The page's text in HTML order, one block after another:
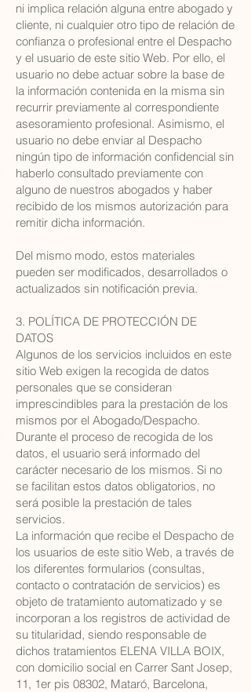
ni implica relación alguna entre abogado y
cliente, ni cualquier otro tipo de relación de
confianza o profesional entre el Despacho
y el usuario de este sitio Web. Por ello, el
usuario no debe actuar sobre la base de
la información contenida en la misma sin
recurrir previamente al correspondiente
asesoramiento profesional. Asimismo, el
usuario no debe enviar al Despacho
ningún tipo de información confidencial sin
haberlo consultado previamente con
alguno de nuestros abogados y haber
recibido de los mismos autorización para
remitir dicha información.
Del mismo modo, estos materiales
pueden ser modificados, desarrollados o
actualizados sin notificación previa.
3. POLÍTICA DE PROTECCIÓN DE
DATOS
Algunos de los servicios incluidos en este
sitio Web exigen la recogida de datos
personales que se consideran
imprescindibles para la prestación de los
mismos por el Abogado/Despacho.
Durante el proceso de recogida de los
datos, el usuario será informado del
carácter necesario de los mismos. Si no
se facilitan estos datos obligatorios, no
será posible la prestación de tales
servicios.
La información que recibe el Despacho de
los usuarios de este sitio Web, a través de
los diferentes formularios (consultas,
contacto o contratación de servicios) es
objeto de tratamiento automatizado y se
incorporan a los registros de actividad de
su titularidad, siendo responsable de
dichos tratamientos ELENA VILLA BOIX,
con domicilio social en Carrer Sant Josep,
11, 1er pis 08302, Mataró, Barcelona,